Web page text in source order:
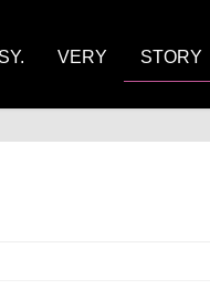
VERY STORY